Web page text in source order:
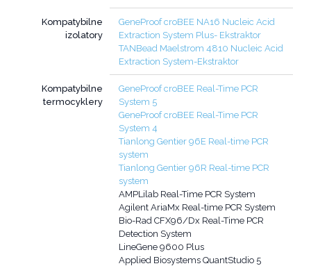
Kompatybilne
izolatory
GeneProof croBEE NA16 Nucleic Acid
Extraction System Plus- Ekstraktor
TANBead Maelstrom 4810 Nucleic Acid
Extraction System-Ekstraktor
Kompatybilne
termocyklery
GeneProof croBEE Real-Time PCR
System 5
GeneProof croBEE Real-Time PCR
System 4
Tianlong Gentier 96E Real-time PCR
system
Tianlong Gentier 96R Real-time PCR
system
AMPLilab Real-Time PCR System
Agilent AriaMx Real-time PCR System
Bio-Rad CFX96/Dx Real-Time PCR
Detection System
LineGene 9600 Plus
Applied Biosystems QuantStudio 5